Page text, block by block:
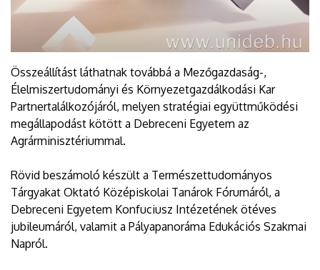
Összeállítást láthatnak továbbá a Mezőgazdaság-,
Élelmiszertudományi és Környezetgazdálkodási Kar
Partnertalálkozójáról, melyen stratégiai együttműködési
megállapodást kötött a Debreceni Egyetem az
Agrárminisztériummal.
Rövid beszámoló készült a Természettudományos
Tárgyakat Oktató Középiskolai Tanárok Fórumáról, a
Debreceni Egyetem Konfuciusz Intézetének ötéves
jubileumáról, valamit a Pályapanoráma Edukációs Szakmai
Napról.